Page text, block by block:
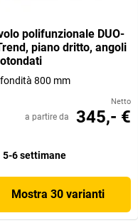
polifunzionale DUO-
piano dritto, angoli
800 mm
Netto
a partire da 345,- €
5-6 settimane
Mostra 30 varianti